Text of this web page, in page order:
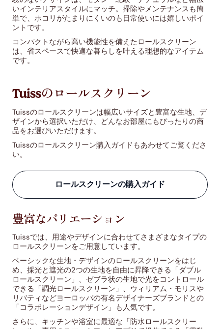
いインテリアスタイルにマッチ。掃除やメンテナンスも簡
単で、ホコリがたまりにくいのも日常使いには嬉しいポイ
ントです。
コンパクトながら高い機能性を備えたロールスクリーン
は、省スペースで快適な暮らしを叶える理想的なアイテム
です。
Tuissのロールスクリーン
Tuissのロールスクリーンは幅広いサイズと豊富な生地、デ
ザインから選択いただけ、どんなお部屋にもぴったりの商
品をお選びいただけます。
Tuissのロールスクリーン購入ガイドもあわせてご覧くださ
い。
ロールスクリーンの購入ガイド
豊富なバリエーション
Tuissでは、用途やデザインに合わせてさまざまなタイプの
ロールスクリーンをご用意しています。
ベーシックな生地・デザインのロールスクリーンをはじ
め、採光と遮光の2つの生地を自由に昇降できる「ダブル
ロールスクリーン」、ゼブラ状の生地で光をコントロール
できる「調光ロールスクリーン」、ウィリアム・モリスや
リバティなどヨーロッパの有名デザイナーズブランドとの
「コラボレーションデザイン」も人気です。
さらに、キッチンや浴室に最適な「防水ロールスクリー